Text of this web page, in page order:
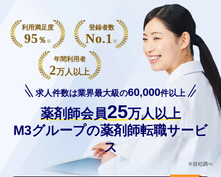
求人件数は業界最大級の60,000件以上
薬剤師会員25万人以上
M3グループの薬剤師転職サービ
ス
※自社調べ
利用満足度
95 ％ ※
登録者数
No.1 ※
年間利用者
2万人以上